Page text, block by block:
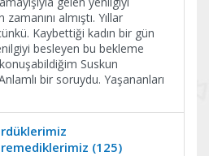
almıştı. Yıllar
Kaybettiği kadın bir gün
besleyen bu bekleme
Suskun
bir soruydu. Yaşananları
(125)